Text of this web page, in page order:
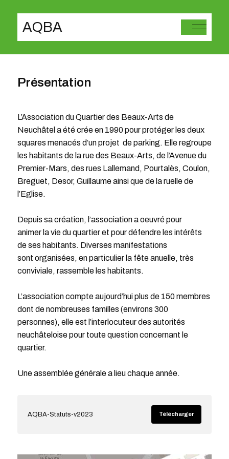
AQBA
Présentation
L’Association du Quartier des Beaux-Arts de
Neuchâtel a été crée en 1990 pour protéger les deux
squares menacés d’un projet de parking. Elle regroupe
les habitants de la rue des Beaux-Arts, de l’Avenue du
Premier-Mars, des rues Lallemand, Pourtalès, Coulon,
Breguet, Desor, Guillaume ainsi que de la ruelle de
l’Eglise.
Depuis sa création, l’association a oeuvré pour
animer la vie du quartier et pour défendre les intérêts
de ses habitants. Diverses manifestations
sont organisées, en particulier la fête anuelle, très
conviviale, rassemble les habitants.
L’association compte aujourd’hui plus de 150 membres
dont de nombreuses familles (environs 300
personnes), elle est l’interlocuteur des autorités
neuchâteloise pour toute question concernant le
quartier.
Une assemblée générale a lieu chaque année.
AQBA-Statuts-v2023 Télécharger